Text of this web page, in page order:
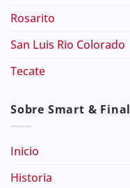
Rosarito
San Luis Rio Colorado
Tecate
Sobre Smart & Final
Inicio
Historia